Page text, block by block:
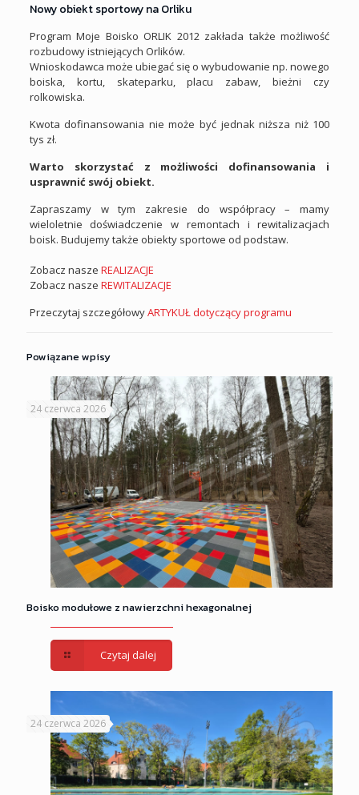
Nowy obiekt sportowy na Orliku
Program Moje Boisko ORLIK 2012 zakłada także możliwość
rozbudowy istniejących Orlików.
Wnioskodawca może ubiegać się o wybudowanie np. nowego
boiska, kortu, skateparku, placu zabaw, bieżni czy
rolkowiska.
Kwota dofinansowania nie może być jednak niższa niż 100
tys zł.
Warto skorzystać z możliwości dofinansowania i
usprawnić swój obiekt.
Zapraszamy w tym zakresie do współpracy – mamy
wieloletnie doświadczenie w remontach i rewitalizacjach
boisk. Budujemy także obiekty sportowe od podstaw.
Zobacz nasze REALIZACJE
Zobacz nasze REWITALIZACJE
Przeczytaj szczegółowyARTYKUŁ dotyczący programu
Powiązane wpisy
24 czerwca 2026
Boisko modułowe z nawierzchni hexagonalnej
Czytaj dalej
24 czerwca 2026